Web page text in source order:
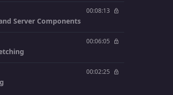
00:08:13
Server Components
00:06:05
00:02:25